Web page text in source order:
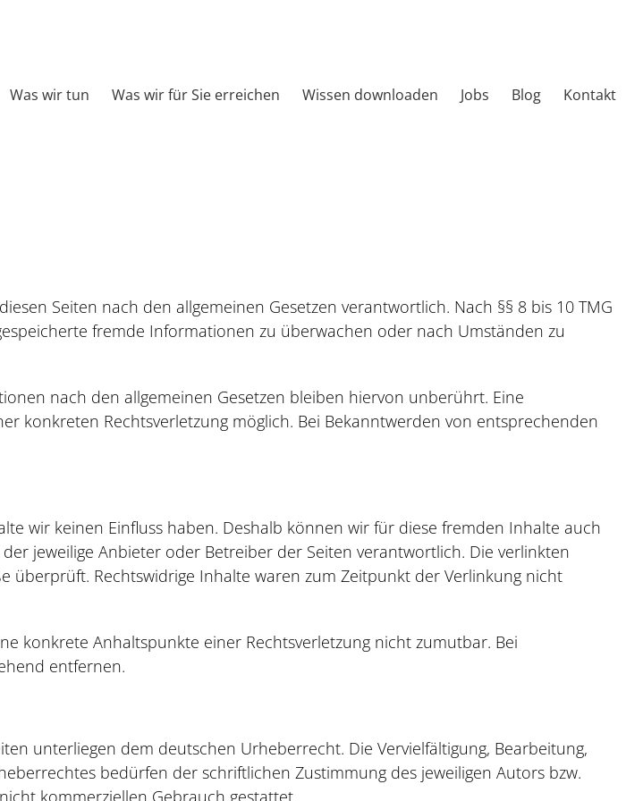
Was wir tun Was wir für Sie erreichen Wissen downloaden Jobs Blog Kontakt
Seiten nach den allgemeinen Gesetzen verantwortlich. Nach §§ 8 bis 10 TMG
fremde Informationen zu überwachen oder nach Umständen zu
nach den allgemeinen Gesetzen bleiben hiervon unberührt. Eine
konkreten Rechtsverletzung möglich. Bei Bekanntwerden von entsprechenden
wir keinen Einfluss haben. Deshalb können wir für diese fremden Inhalte auch
jeweilige Anbieter oder Betreiber der Seiten verantwortlich. Die verlinkten
überprüft. Rechtswidrige Inhalte waren zum Zeitpunkt der Verlinkung nicht
konkrete Anhaltspunkte einer Rechtsverletzung nicht zumutbar. Bei
entfernen.
unterliegen dem deutschen Urheberrecht. Die Vervielfältigung, Bearbeitung,
bedürfen der schriftlichen Zustimmung des jeweiligen Autors bzw.
kommerziellen Gebrauch gestattet.